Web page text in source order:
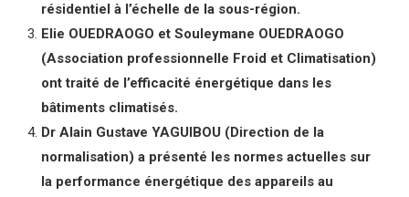
résidentiel à l’échelle de la sous-région.
Elie OUEDRAOGO et Souleymane OUEDRAOGO
(Association professionnelle Froid et Climatisation)
ont traité de l’efficacité énergétique dans les
bâtiments climatisés.
Dr Alain Gustave YAGUIBOU (Direction de la
normalisation) a présenté les normes actuelles sur
la performance énergétique des appareils au